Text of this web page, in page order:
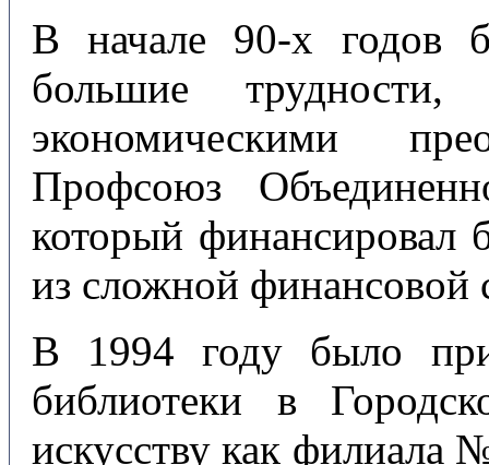
В начале 90-х годов
большие трудности,
экономическими
Профсоюз
который финансировал
из сложной финансовой
В 1994 году было
библиотеки в
искусству как филиала